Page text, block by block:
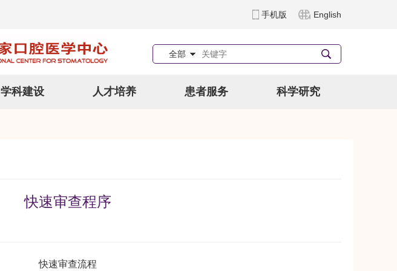
手机版 English
全部
学科建设 人才培养 患者服务 科学研究
快速审查程序
快速审查流程